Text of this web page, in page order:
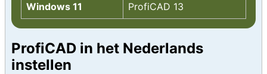
Windows 11 ProfiCAD 13
ProfiCAD in het Nederlands
instellen